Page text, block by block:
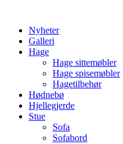
contentNyheter
Galleri
Hage
Hage sittemøbler
Hage spisemøbler
Hagetilbehør
Hødnebø
Hjellegjerde
Stue
Sofa
Sofabord